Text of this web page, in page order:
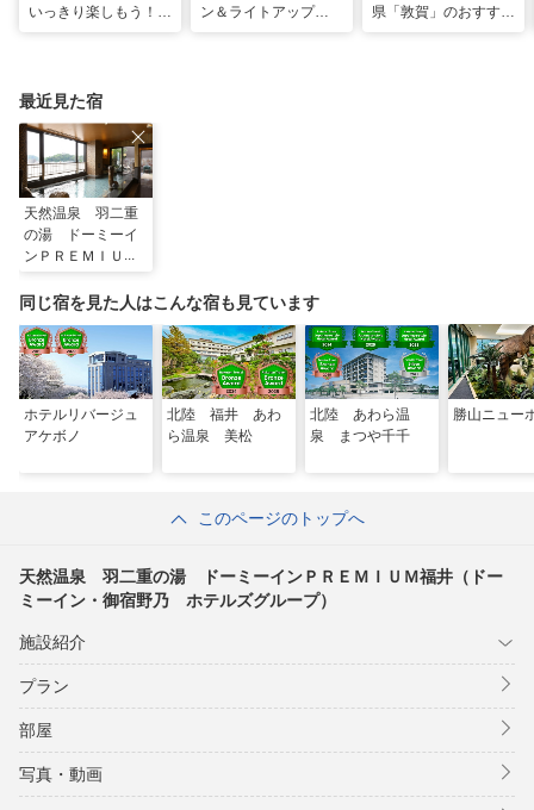
いっきり楽しもう！関
ン＆ライトアップ
県「敦賀」のおすすめ
最近見た宿
天然温泉 羽二重
の湯 ドーミーイ
ンＰＲＥＭＩＵＭ
ン・御宿野乃 ホ
同じ宿を見た人はこんな宿も見ています
ホテルリバージュ
アケボノ
北陸 福井 あわ
ら温泉 美松
北陸 あわら温
泉 まつや千千
勝山ニュー
このページのトップへ
天然温泉 羽二重の湯 ドーミーインＰＲＥＭＩＵＭ福井（ドー
ミーイン・御宿野乃 ホテルズグループ）
施設紹介
プラン
部屋
写真・動画